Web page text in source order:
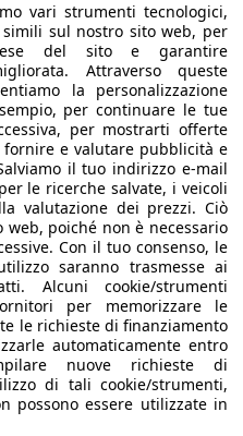
4MAMBA, Mamba è stato
Infine, basta
Techart per scoprire tutte
tra i modelli più
911, ma anche la Taycan
un pacchetto di
in lega da 22” a un
a lei dedicato.
vari strumenti tecnologici,
sul nostro sito web, per
del sito e garantire
Attraverso queste
la personalizzazione
per continuare le tue
per mostrarti offerte
e valutare pubblicità e
il tuo indirizzo e-mail
le ricerche salvate, i veicoli
valutazione dei prezzi. Ciò
poiché non è necessario
Con il tuo consenso, le
saranno trasmesse ai
Alcuni cookie/strumenti
per memorizzare le
le richieste di finanziamento
automaticamente entro
nuove richieste di
di tali cookie/strumenti,
possono essere utilizzate in